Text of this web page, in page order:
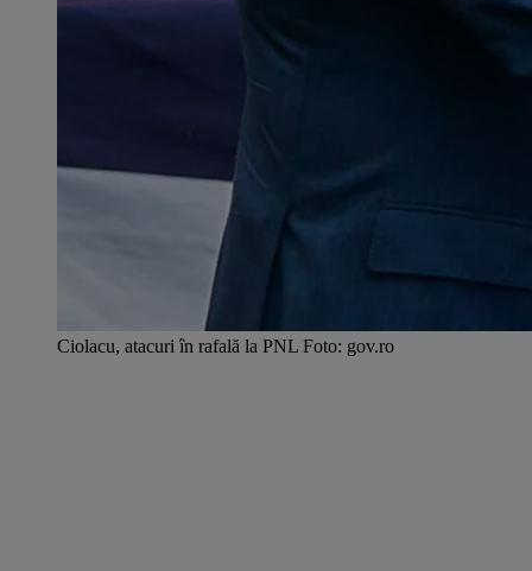
Ciolacu, atacuri în rafală la PNL Foto: gov.ro